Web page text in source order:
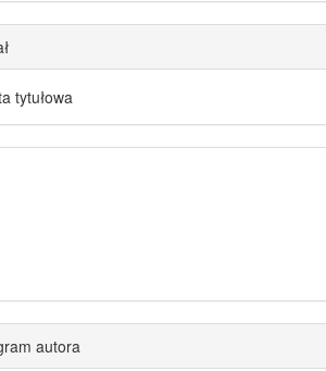
tytułowa
autora